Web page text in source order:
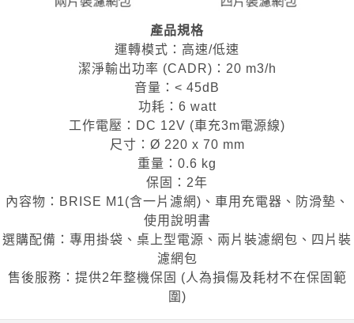
產品規格
運轉模式：高速/低速
潔淨輸出功率 (CADR)：20 m3/h
音量：< 45dB
功耗：6 watt
工作電壓：DC 12V (車充3m電源線)
尺寸：Ø 220 x 70 mm
重量：0.6 kg
保固：2年
內容物：BRISE M1(含一片濾網)、車用充電器、防滑墊、
使用說明書
選購配備：專用掛袋、桌上型電源、兩片裝濾網包、四片裝
濾網包
售後服務：提供2年整機保固 (人為損傷及耗材不在保固範
圍)